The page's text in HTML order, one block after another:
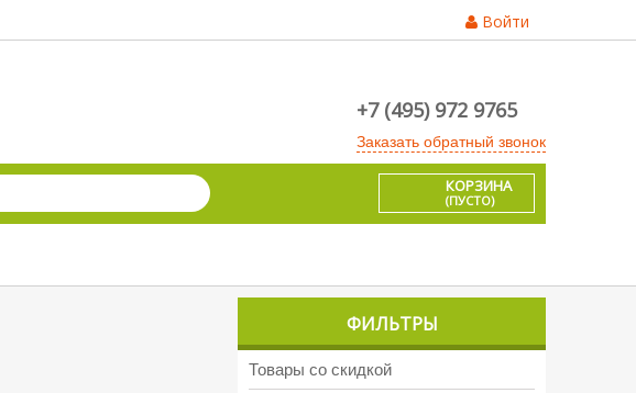
Войти
+7 (495) 972 9765
Заказать обратный звонок
КОРЗИНА
(ПУСТО)
ФИЛЬТРЫ
Товары со скидкой